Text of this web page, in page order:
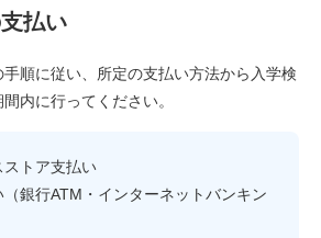
払い
順に従い、所定の支払い方法から入学検
内に行ってください。
トア支払い
銀行ATM・インターネットバンキン